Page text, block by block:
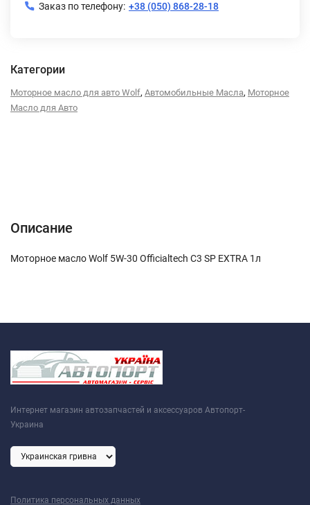
Заказ по телефону: +38 (050) 868-28-18
Категории
Моторное масло для авто Wolf, Автомобильные Масла, Моторное
Масло для Авто
Описание
Моторное масло Wolf 5W-30 Officialtech C3 SP EXTRA 1л
Интернет магазин автозапчастей и аксессуаров Автопорт-
Украина
Политика персональных данных